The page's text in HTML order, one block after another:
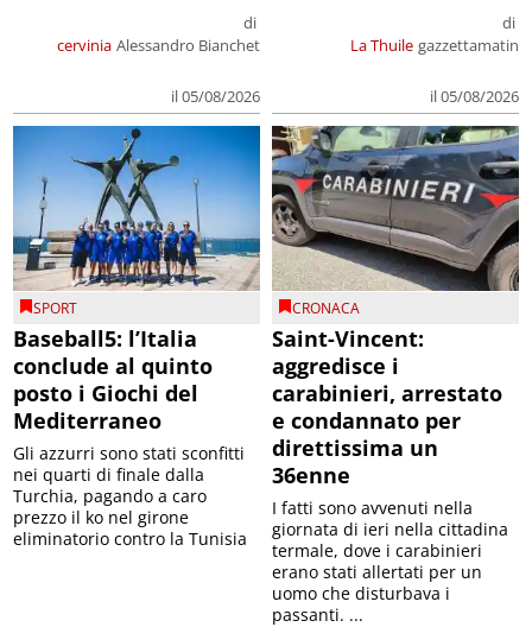
cervinia
di
Alessandro Bianchet
il 05/08/2026
La Thuile
di
gazzettamatin
il 05/08/2026
SPORT
Baseball5: l’Italia
conclude al quinto
posto i Giochi del
Mediterraneo
Gli azzurri sono stati sconfitti
nei quarti di finale dalla
Turchia, pagando a caro
prezzo il ko nel girone
eliminatorio contro la Tunisia
CRONACA
Saint-Vincent:
aggredisce i
carabinieri, arrestato
e condannato per
direttissima un
36enne
I fatti sono avvenuti nella
giornata di ieri nella cittadina
termale, dove i carabinieri
erano stati allertati per un
uomo che disturbava i
passanti. ...